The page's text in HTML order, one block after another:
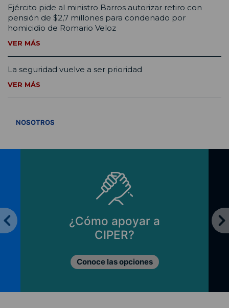
Ejército pide al ministro Barros autorizar retiro con
pensión de $2,7 millones para condenado por
homicidio de Romario Veloz
VER MÁS
La seguridad vuelve a ser prioridad
VER MÁS
NOSOTROS
¿Cómo apoyar a
CIPER?
Conoce las opciones